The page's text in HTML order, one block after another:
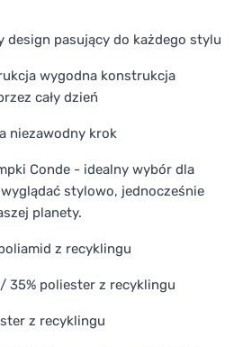
design pasujący do każdego stylu
wygodna konstrukcja
cały dzień
niezawodny krok
Conde - idealny wybór dla
stylowo, jednocześnie
planety.
z recyklingu
35% poliester z recyklingu
z recyklingu